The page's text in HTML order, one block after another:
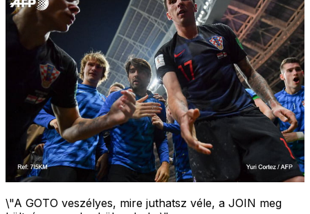
\"A GOTO veszélyes, mire juthatsz véle, a JOIN meg